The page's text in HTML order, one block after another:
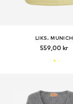
LIKS. MUNICH
559,00 kr